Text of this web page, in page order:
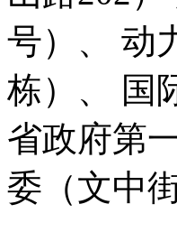
号）、 动
栋）、 国
省政府第
委（文中